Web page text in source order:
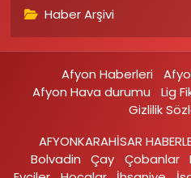
Haber Arşivi
Afyon Haberleri
Afyon Hava durumu
Lig
Gizlilik
AFYONKARAHİSAR
Bolvadin
Çay Çobanlar